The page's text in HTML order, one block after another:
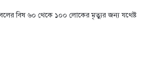
বিষ ৬০ থেকে ১০০ লোকের মৃত্যুর জন্য যথেষ্ট